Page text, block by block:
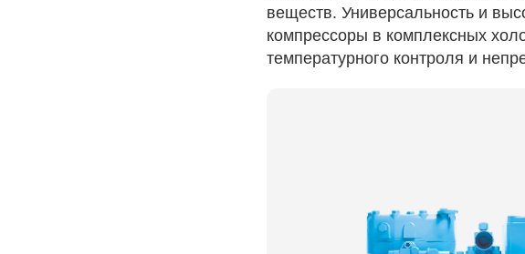
веществ. Универсальность и
компрессоры в комплексных
температурного контроля и